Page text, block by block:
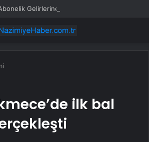
Gelirlerine Odaklanıyor
ilk bal